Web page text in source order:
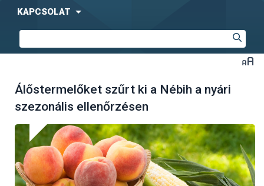
KAPCSOLAT
Álőstermelőket szűrt ki a Nébih a nyári
szezonális ellenőrzésen